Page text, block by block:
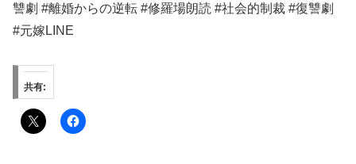
讐劇 #離婚からの逆転 #修羅場朗読 #社会的制裁 #復讐劇
#元嫁LINE
共有: